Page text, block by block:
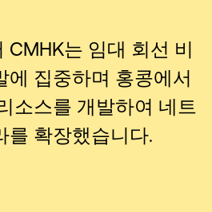
CMHK는 임대 회선 비
에 집중하며 홍콩에서
소스를 개발하여 네트
를 확장했습니다.